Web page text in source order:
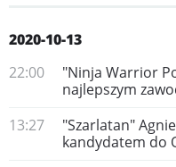
2020-10-13
22:00
"Ninja Warrior
najlepszym
13:27
"Szarlatan"
kandydatem do